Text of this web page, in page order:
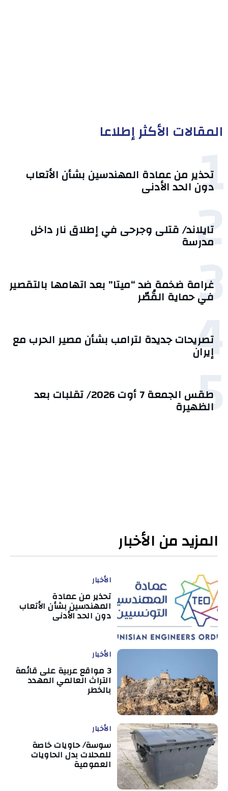
المقالات الأكثر إطلاعا
1
تحذير من عمادة المهندسين بشأن الأتعاب
دون الحد الأدنى
2
تايلاند/ قتلى وجرحى في إطلاق نار داخل
مدرسة
3
غرامة ضخمة ضد “ميتا” بعد اتهامها بالتقصير
في حماية القُصّر
4
تصريحات جديدة لترامب بشأن مصير الحرب مع
إيران
5 طقس الجمعة 7 أوت 2026/ تقلبات بعد
الظهيرة
المزيد من الأخبار
الأخبار
تحذير من عمادة
المهندسين بشأن الأتعاب
دون الحد الأدنى
الأخبار
3 مواقع عربية على قائمة
التراث العالمي المهدد
بالخطر
الأخبار
سوسة/ حاويات خاصة
للمحلات بدل الحاويات
العمومية